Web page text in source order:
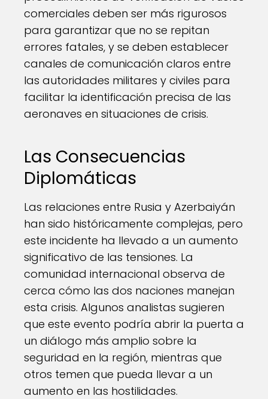
comerciales deben ser más rigurosos
para garantizar que no se repitan
errores fatales, y se deben establecer
canales de comunicación claros entre
las autoridades militares y civiles para
facilitar la identificación precisa de las
aeronaves en situaciones de crisis.
Las Consecuencias
Diplomáticas
Las relaciones entre Rusia y Azerbaiyán
han sido históricamente complejas, pero
este incidente ha llevado a un aumento
significativo de las tensiones. La
comunidad internacional observa de
cerca cómo las dos naciones manejan
esta crisis. Algunos analistas sugieren
que este evento podría abrir la puerta a
un diálogo más amplio sobre la
seguridad en la región, mientras que
otros temen que pueda llevar a un
aumento en las hostilidades.